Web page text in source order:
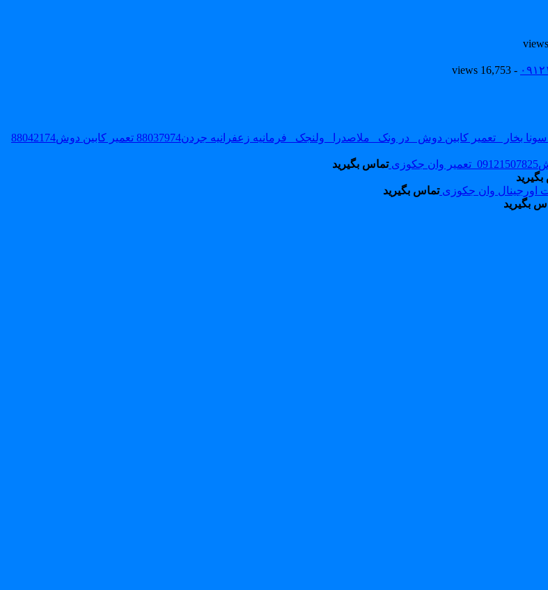
- 16,753 views
تعمیر کابین دوش88042174
تماس بگیرید
وان جکوزی تماس بگیرید
بگیرید